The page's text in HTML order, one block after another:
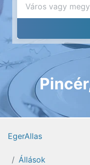
EgerAllas
Állások